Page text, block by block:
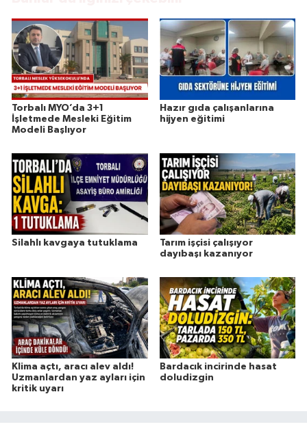
Torbalı MYO’da 3+1
İşletmede Mesleki Eğitim
Modeli Başlıyor
Hazır gıda çalışanlarına
hijyen eğitimi
Silahlı kavgaya tutuklama
Tarım işçisi çalışıyor
dayıbaşı kazanıyor
Klima açtı, aracı alev aldı!
Uzmanlardan yaz ayları için
kritik uyarı
Bardacık incirinde hasat
doludizgin